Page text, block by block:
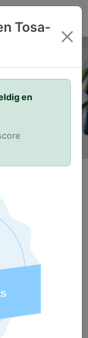
onderscheiden
aan
de juiste
met een
aan
Tosa-
en